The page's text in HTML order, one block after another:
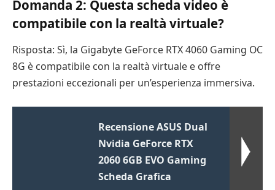
Domanda 2: Questa scheda video è
compatibile con la realtà virtuale?
Risposta: Sì, la Gigabyte GeForce RTX 4060 Gaming OC
8G è compatibile con la realtà virtuale e offre
prestazioni eccezionali per un’esperienza immersiva.
Recensione ASUS Dual
Nvidia GeForce RTX
2060 6GB EVO Gaming
Scheda Grafica